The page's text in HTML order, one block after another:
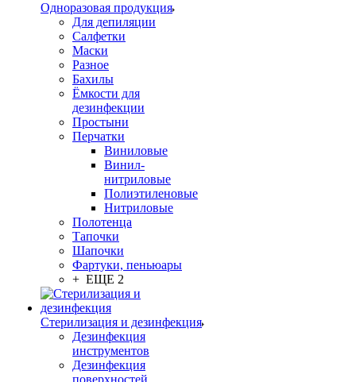
Одноразовая продукция
Для депиляции
Салфетки
Маски
Разное
Бахилы
Ёмкости для
дезинфекции
Простыни
Перчатки
Виниловые
Винил-
нитриловые
Полиэтиленовые
Нитриловые
Полотенца
Тапочки
Шапочки
Фартуки, пеньюары
+ ЕЩЕ 2
Стерилизация и дезинфекция
Дезинфекция
инструментов
Дезинфекция
поверхностей